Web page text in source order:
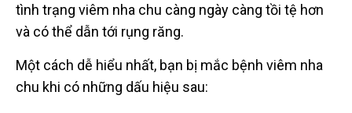
tình trạng viêm nha chu càng ngày càng tồi tệ hơn
và có thể dẫn tới rụng răng.
Một cách dễ hiểu nhất, bạn bị mắc bệnh viêm nha
chu khi có những dấu hiệu sau: